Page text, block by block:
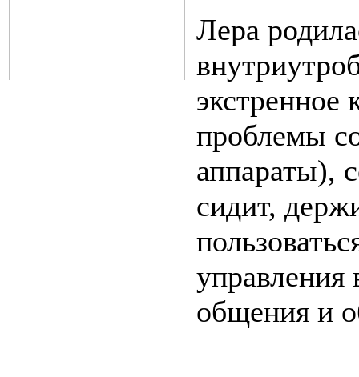
Лера
экстренное
проблемы
аппараты),
сидит,
управления
общения и